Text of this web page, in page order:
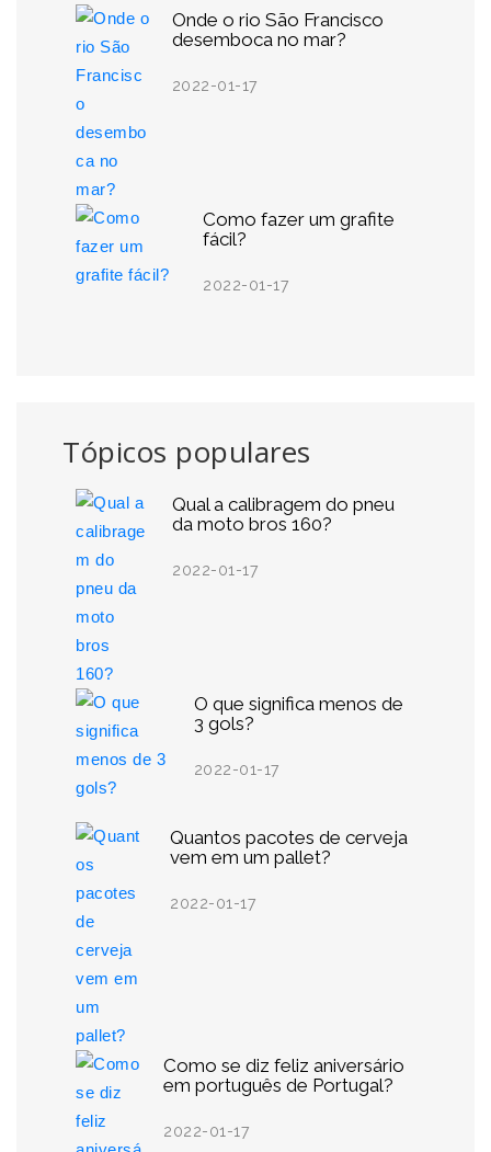
Onde o rio São Francisco
desemboca no mar?
2022-01-17
Como fazer um grafite
fácil?
2022-01-17
Tópicos populares
Qual a calibragem do pneu
da moto bros 160?
2022-01-17
O que significa menos de
3 gols?
2022-01-17
Quantos pacotes de cerveja
vem em um pallet?
2022-01-17
Como se diz feliz aniversário
em português de Portugal?
2022-01-17